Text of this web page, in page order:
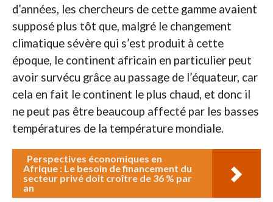
d’années, les chercheurs de cette gamme avaient
supposé plus tôt que, malgré le changement
climatique sévère qui s’est produit à cette
époque, le continent africain en particulier peut
avoir survécu grâce au passage de l’équateur, car
cela en fait le continent le plus chaud, et donc il
ne peut pas être beaucoup affecté par les basses
températures de la température mondiale.
Perspectives économiques en
Afrique : Le besoin de financement du
secteur privé doit croître de 36 % par
an